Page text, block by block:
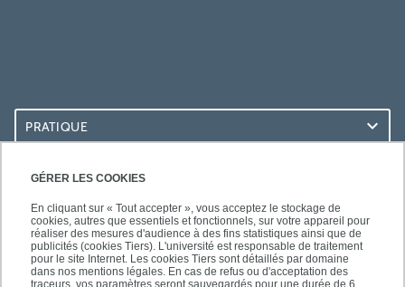
GÉRER LES COOKIES
En cliquant sur « Tout accepter », vous acceptez le stockage de
cookies, autres que essentiels et fonctionnels, sur votre appareil pour
réaliser des mesures d'audience à des fins statistiques ainsi que de
publicités (cookies Tiers). L'université est responsable de traitement
pour le site Internet. Les cookies Tiers sont détaillés par domaine
dans nos mentions légales. En cas de refus ou d'acceptation des
PRATIQUE
ACCÈS RAPIDES
SUIVEZ-NOUS